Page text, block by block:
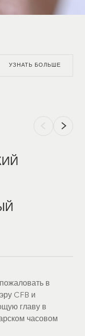
УЗНАТЬ БОЛЬШЕ
в
CFB и
главу в
часовом